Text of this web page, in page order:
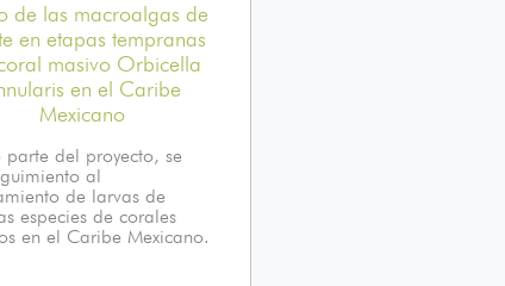
de las macroalgas de
en etapas tempranas
masivo Orbicella
en el Caribe
Mexicano
parte del proyecto, se
al
de larvas de
especies de corales
en el Caribe Mexicano.